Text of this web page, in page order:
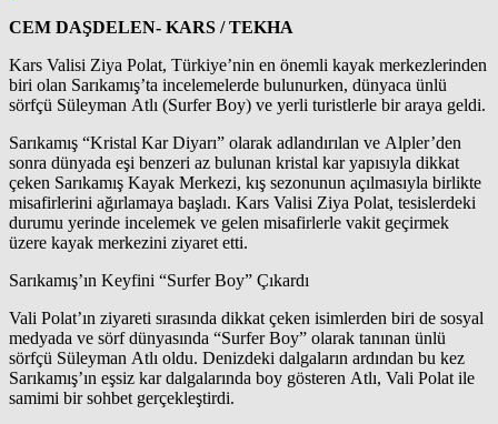
CEM DAŞDELEN- KARS / TEKHA
​Kars Valisi Ziya Polat, Türkiye’nin en önemli kayak merkezlerinden
biri olan Sarıkamış’ta incelemelerde bulunurken, dünyaca ünlü
sörfçü Süleyman Atlı (Surfer Boy) ve yerli turistlerle bir araya geldi.
​Sarıkamış “Kristal Kar Diyarı” olarak adlandırılan ve Alpler’den
sonra dünyada eşi benzeri az bulunan kristal kar yapısıyla dikkat
çeken Sarıkamış Kayak Merkezi, kış sezonunun açılmasıyla birlikte
misafirlerini ağırlamaya başladı. Kars Valisi Ziya Polat, tesislerdeki
durumu yerinde incelemek ve gelen misafirlerle vakit geçirmek
üzere kayak merkezini ziyaret etti.
​Sarıkamış’ın Keyfini “Surfer Boy” Çıkardı
​Vali Polat’ın ziyareti sırasında dikkat çeken isimlerden biri de sosyal
medyada ve sörf dünyasında “Surfer Boy” olarak tanınan ünlü
sörfçü Süleyman Atlı oldu. Denizdeki dalgaların ardından bu kez
Sarıkamış’ın eşsiz kar dalgalarında boy gösteren Atlı, Vali Polat ile
samimi bir sohbet gerçekleştirdi.